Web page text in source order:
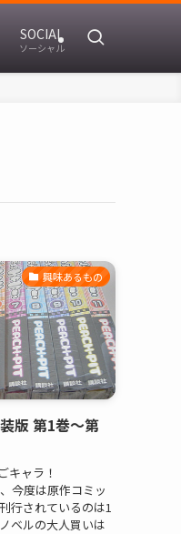
SOCIAL
ソーシャル
興味あるもの
版 第1巻～第
キャラ！
今度は原作コミッ
行されているのは1
ベルの大人買いは